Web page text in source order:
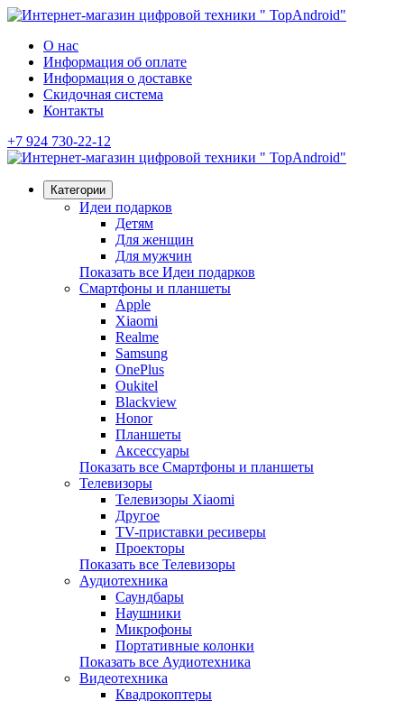
О нас
Информация об оплате
Информация о доставке
Скидочная система
Контакты
+7 924 730-22-12
Категории
Идеи подарков
Детям
Для женщин
Для мужчин
Показать все Идеи подарков
Смартфоны и планшеты
Apple
Xiaomi
Realme
Samsung
OnePlus
Oukitel
Blackview
Honor
Планшеты
Аксессуары
Показать все Смартфоны и планшеты
Телевизоры
Телевизоры Xiaomi
Другое
TV-приставки ресиверы
Проекторы
Показать все Телевизоры
Аудиотехника
Саундбары
Наушники
Микрофоны
Портативные колонки
Показать все Аудиотехника
Видеотехника
Квадрокоптеры